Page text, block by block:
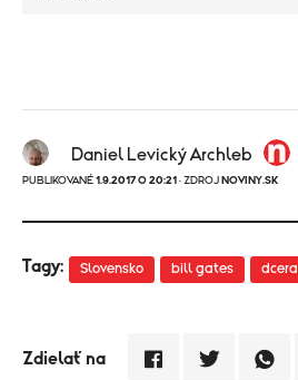
Daniel Levický Archleb
PUBLIKOVANÉ 1.9.2017 O 20:21 · ZDROJ NOVINY.SK
Tagy: Slovensko bill gates dcera
Zdielať na